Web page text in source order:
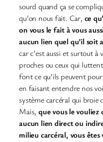
sourd quand ça se
qu’on nous fait. Car, ce
on vous le fait à vous
aucun lien quel qu’il soit
car c’est aussi et surtout à
proches ou ceux qui
font ce qu’ils peuvent
en faisant entendre nos
système carcéral qui broie
Mais,que vous le vouliez
aucun lien direct ou
milieu carcéral, vous